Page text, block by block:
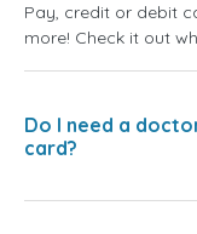
Pay, credit or debit
more! Check it out
Do I need a
card?